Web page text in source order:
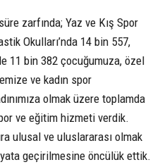
süre zarfında; Yaz ve Kış Spor
Okulları’nda 14 bin 557,
11 bin 382 çocuğumuza, özel
ve kadın spor
olmak üzere toplamda
ve eğitim hizmeti verdik.
ulusal ve uluslararası olmak
geçirilmesine öncülük ettik.